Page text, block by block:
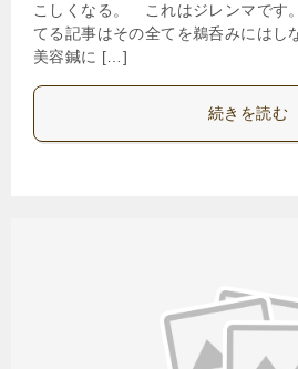
こしくなる。 これはジレンマです
てる記事はその全てを鵜呑みにはし
美容鍼に […]
続きを読む